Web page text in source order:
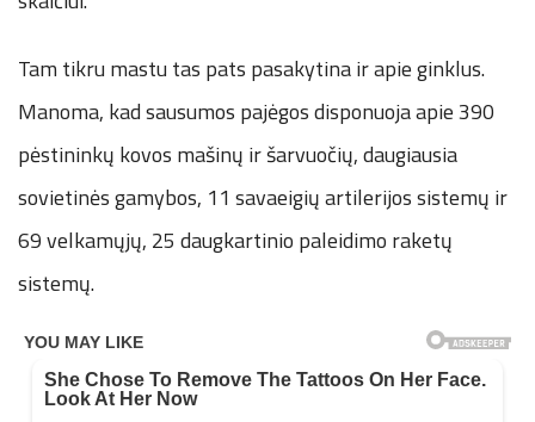
Tam tikru mastu tas pats pasakytina ir apie ginklus.
Manoma, kad sausumos pajėgos disponuoja apie 390
pėstininkų kovos mašinų ir šarvuočių, daugiausia
sovietinės gamybos, 11 savaeigių artilerijos sistemų ir
69 velkamųjų, 25 daugkartinio paleidimo raketų
sistemų.